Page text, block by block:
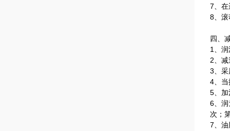
7、在
8、滚
四、
1、
2、
3、采
4、当
5、加
6、
次；
7、油